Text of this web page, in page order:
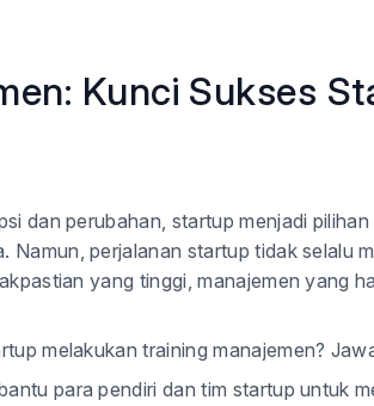
Kunci Sukses
dan perubahan, startup menjadi
Namun, perjalanan startup tidak selalu
yang tinggi, manajemen yang
melakukan training manajemen?
para pendiri dan tim startup untuk